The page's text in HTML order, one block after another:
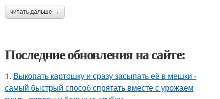
читать дальше →
Последние обновления на сайте:
1. Выкопать картошку и сразу засыпать её в мешки -
самый быстрый способ спрятать вместе с урожаем